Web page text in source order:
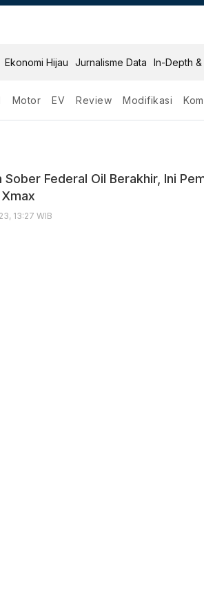
Ekonomi Hijau Jurnalisme Data In-Depth &
Motor EV Review Modifikasi
Sober Federal Oil Berakhir, Ini
13:27 WIB